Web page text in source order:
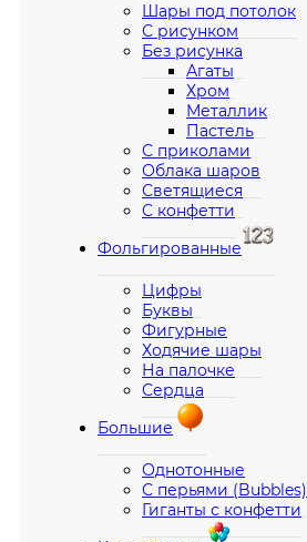
Шары под потолок
С рисунком
Без рисунка
Агаты
Хром
Металлик
Пастель
С приколами
Облака шаров
Светящиеся
С конфетти
Фольгированные
Цифры
Буквы
Фигурные
Ходячие шары
На палочке
Сердца
Большие
Однотонные
С перьями (Bubbles)
Гиганты с конфетти